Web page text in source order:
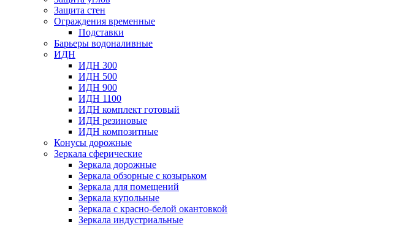
Защита стен
Ограждения временные
Подставки
Барьеры водоналивные
ИДН
ИДН 300
ИДН 500
ИДН 900
ИДН 1100
ИДН комплект готовый
ИДН резиновые
ИДН композитные
Конусы дорожные
Зеркала сферические
Зеркала дорожные
Зеркала обзорные с козырьком
Зеркала для помещений
Зеркала купольные
Зеркала с красно-белой окантовкой
Зеркала индустриальные